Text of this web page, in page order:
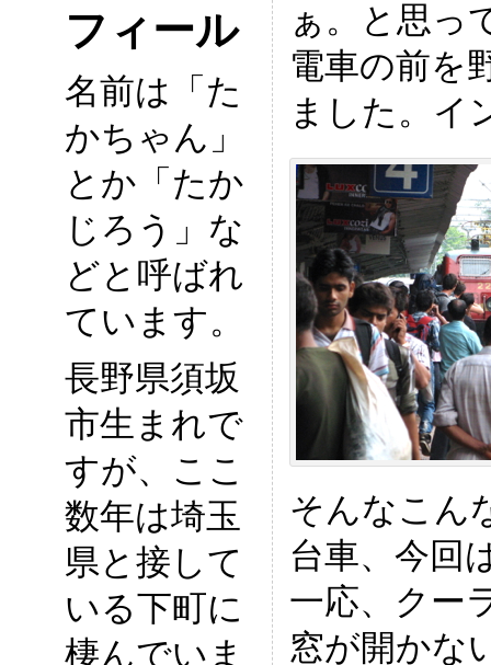
フィール
名前は「た
かちゃん」
とか「たか
じろう」な
どと呼ばれ
ています。
長野県須坂
市生まれで
すが、ここ
数年は埼玉
県と接して
いる下町に
棲んでいま
ぁ。と思っ
電車の前を
ました。イ
そんなこん
台車、今回
一応、クー
窓が開かな